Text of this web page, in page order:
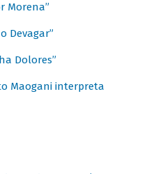
Morena”
Devagar”
Dolores”
Maogani interpreta